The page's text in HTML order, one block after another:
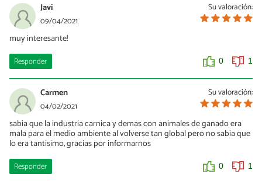
Su valoración:
Javi
09/04/2021
muy interesante!
Responder 0 1
Su valoración:
Carmen
04/02/2021
sabia que la industria carnica y demas con animales de ganado era
mala para el medio ambiente al volverse tan global pero no sabia que
lo era tantisimo, gracias por informarnos
Responder 0 1